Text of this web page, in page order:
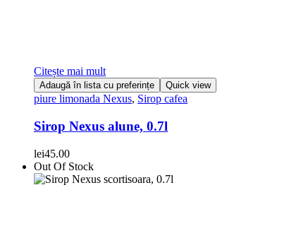
Citește mai mult
Adaugă în lista cu preferințe Quick view
piure limonada Nexus, Sirop cafea
Sirop Nexus alune, 0.7l
lei45.00
Out Of Stock